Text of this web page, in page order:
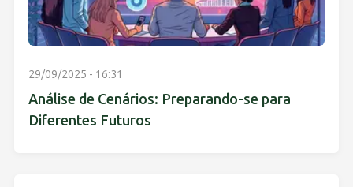
29/09/2025 - 16:31
Análise de Cenários: Preparando-se para
Diferentes Futuros